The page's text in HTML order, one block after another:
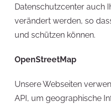
Datenschutzcenter auch
verändert werden, so
und schützen können.
OpenStreetMap
Unsere Webseiten
API, um geographische